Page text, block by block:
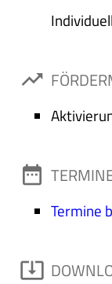
trending_up
date_range
Termine
system_update_alt